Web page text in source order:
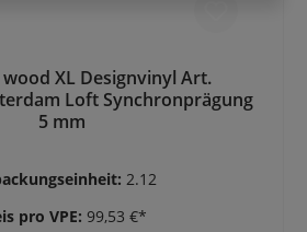
XL Designvinyl Art.
Loft Synchronprägung
5 mm
2.12
pro VPE: 99,53 €*